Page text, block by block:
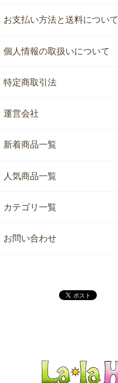
お支払い方法と送料について
個人情報の取扱いについて
特定商取引法
運営会社
新着商品一覧
人気商品一覧
カテゴリ一覧
お問い合わせ